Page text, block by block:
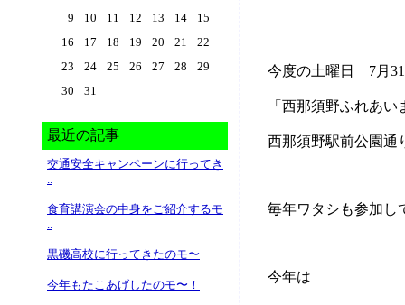
9 10 11 12 13 14
15
16
17 18 19 20 21
22
23
24 25 26 27 28
29
30
31
最近の記事
交通安全キャンペーンに行ってき
..
食育講演会の中身をご紹介するモ
..
黒磯高校に行ってきたのモ〜
今年もたこあげしたのモ〜！
今度の土曜日 7月
「西那須野ふれあい
西那須野駅前公園通
毎年ワタシも参加し
今年は